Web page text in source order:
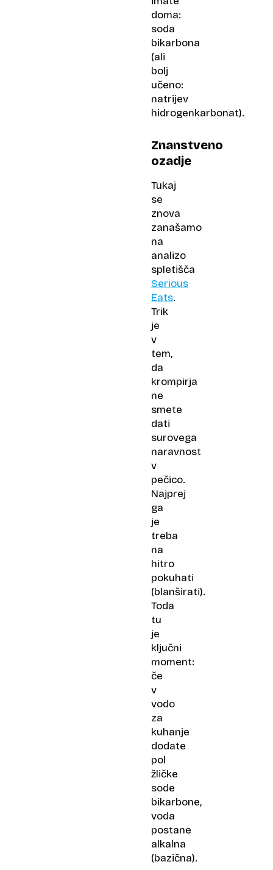
doma:
soda
bikarbona
(ali
bolj
učeno:
natrijev
hidrogenkarbonat).
Znanstveno
ozadje
Tukaj
se
znova
zanašamo
na
analizo
spletišča
Serious
Eats.
Trik
je
v
tem,
da
krompirja
ne
smete
dati
surovega
naravnost
v
pečico.
Najprej
ga
je
treba
na
hitro
pokuhati
(blanširati).
Toda
tu
je
ključni
moment:
če
v
vodo
za
kuhanje
dodate
pol
žličke
sode
bikarbone,
voda
postane
alkalna
(bazična).